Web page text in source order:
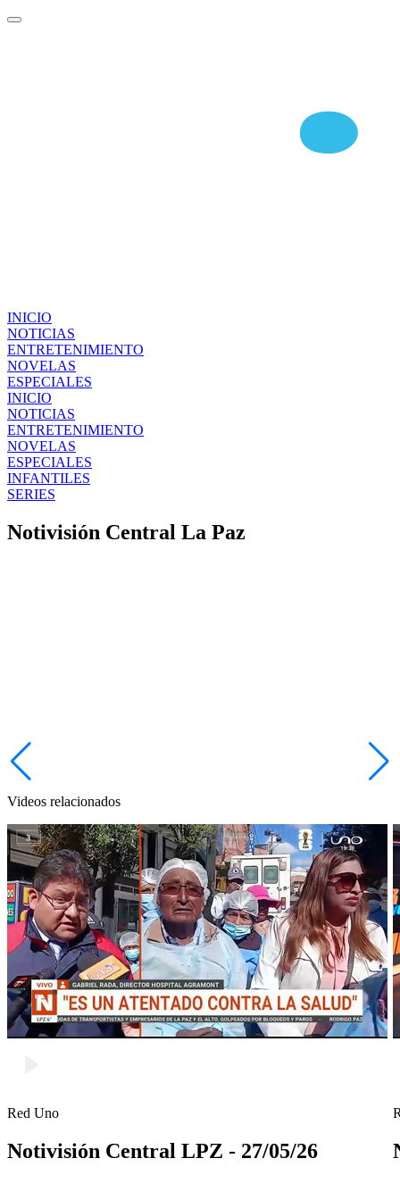
INICIO
NOTICIAS
ENTRETENIMIENTO
NOVELAS
ESPECIALES
INICIO
NOTICIAS
ENTRETENIMIENTO
NOVELAS
ESPECIALES
INFANTILES
SERIES
Notivisión Central La Paz
Videos relacionados
Red Uno
Notivisión Central LPZ - 27/05/26